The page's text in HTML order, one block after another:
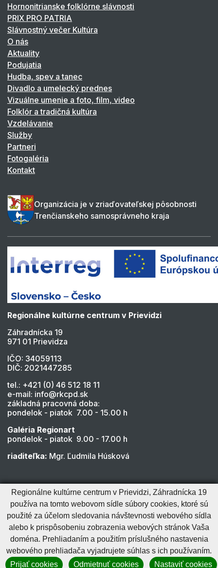
Hornonitrianske folklórne slávnosti
PRIX PRO PATRIA
Slávnostný večer Kultúra
O nás
Aktuality
Podujatia
Hudba, spev a tanec
Divadlo a umelecký prednes
Vizuálne umenie a foto, film, video
Folklór a tradičná kultúra
Vzdelávanie
Služby
Partneri
Fotogaléria
Kontakt
Organizácia je v zriaďovateľskej pôsobnosti
Trenčianskeho samosprávneho kraja
Regionálne kultúrne centrum v Prievidzi
Záhradnícka 19
971 01 Prievidza
IČO: 34059113
DIČ: 2021447285
tel.: +421 (0) 46 512 18 11
e-mail: info@rkcpd.sk
základná pracovná doba:
pondelok - piatok 7.00 - 15.00 h
Galéria Regionart
pondelok - piatok 9.00 - 17.00 h
riaditeľka: Mgr. Ľudmila Húsková
Cookies nastavenieCookies - viac informáciíVyhlásenie o prístupnosti
Technický prevádzkovateľ
Správca obsahu
GenerujeCMS BUXUS
Regionálne kultúrne centrum v Prievidzi, Záhradnícka 19
používa na tomto webovom sídle súbory cookies, ktoré sú
použité za účelom sledovania návštevnosti webového sídla
alebo k prispôsobeniu zobrazenia webových stránok Vaša
doména. Prehliadaním a použitím príslušného nastavenia
webového prehliadača vyjadrujete súhlas s ich používaním.
Prijať cookies
Odmietnuť cookies Nastaviť cookies